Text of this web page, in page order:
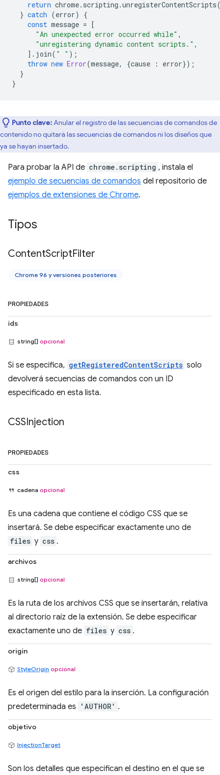
return chrome. scripting .unregisterContentScripts
} catch (error)
{
const message = [
"An unexpected error occurred while" ,
"unregistering dynamic content scripts." ,
]. join( " " );
throw new Error(message, {cause : error});
}
}
Punto clave:Anular el registro de las secuencias de comandos de
contenido no quitará las secuencias de comandos ni los diseños que
ya se hayan insertado.
Para probar la API de chrome.scripting , instala el
ejemplo de secuencias de comandos del repositorio de
ejemplos de extensiones de Chrome.
Tipos
ContentScriptFilter
Chrome 96 y versiones posteriores
PROPIEDADES
ids
string[] opcional
Si se especifica, getRegisteredContentScripts solo
devolverá secuencias de comandos con un ID
especificado en esta lista.
CSSInjection
PROPIEDADES
css
cadena opcional
Es una cadena que contiene el código CSS que se
insertará. Se debe especificar exactamente uno de
files y css .
archivos
string[] opcional
Es la ruta de los archivos CSS que se insertarán, relativa
al directorio raíz de la extensión. Se debe especificar
exactamente uno de files y css .
origin
StyleOrigin opcional
Es el origen del estilo para la inserción. La configuración
predeterminada es
'AUTHOR' .
objetivo
InjectionTarget
Son los detalles que especifican el destino en el que se